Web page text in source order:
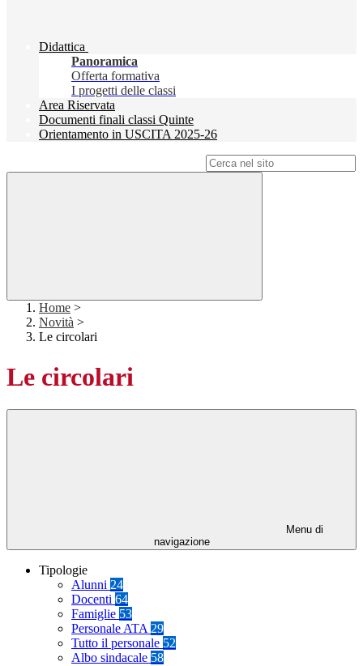
Didattica
Panoramica
Offerta formativa
I progetti delle classi
Area Riservata
Documenti finali classi Quinte
Orientamento in USCITA 2025-26
Home >
Novità >
Le circolari
Le circolari
Menu di
navigazione
Tipologie
Alunni 24
Docenti 64
Famiglie 53
Personale ATA 29
Tutto il personale 52
Albo sindacale 58